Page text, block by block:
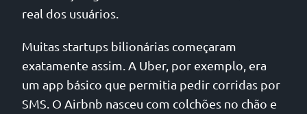
real dos usuários.
Muitas startups bilionárias começaram
exatamente assim. A Uber, por exemplo, era
um app básico que permitia pedir corridas por
SMS. O Airbnb nasceu com colchões no chão e